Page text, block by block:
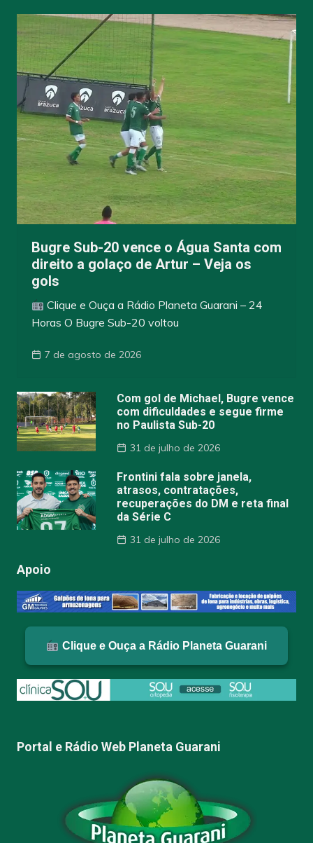
Bugre Sub-20 vence o Água Santa com
direito a golaço de Artur – Veja os
gols
Clique e Ouça a Rádio Planeta Guarani – 24
Horas O Bugre Sub-20 voltou
7 de agosto de 2026
Com gol de Michael, Bugre vence
com dificuldades e segue firme
no Paulista Sub-20
31 de julho de 2026
Frontini fala sobre janela,
atrasos, contratações,
recuperações do DM e reta final
da Série C
31 de julho de 2026
Apoio
Clique e Ouça a Rádio Planeta Guarani
Portal e Rádio Web Planeta Guarani